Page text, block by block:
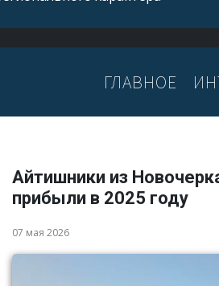
ГЛАВНОЕ
Айтишники из
прибыли в 2025 году
07 мая 2026